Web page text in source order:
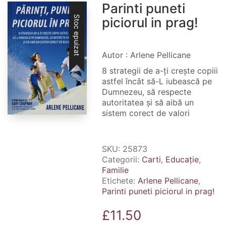
Stoc epuizat
Parinti puneti
piciorul in prag!
Autor : Arlene Pellicane
8 strategii de a-ți crește copiii
astfel încât să-L iubească pe
Dumnezeu, să respecte
autoritatea și să aibă un
sistem corect de valori
SKU: 25873
Categorii: Carti, Educație,
Familie
Etichete: Arlene Pellicane,
Parinti puneti piciorul in prag!
£11.50